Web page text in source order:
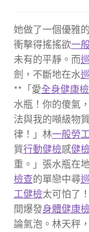
她做了一個優雅
衝擊得搖搖欲一
未有的平靜。而
劍，不斷地在水
**「愛全身健康
水瓶！你的傻氣
法與我的噸級物
律！」林一般勞
質行動健檢感健
重。」張水瓶在
檢查的單戀中尋
工健檢太可怕了
間爆發身體健康
論氣泡。林天秤